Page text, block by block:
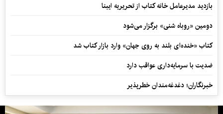
بازدید مدیرعامل خانه کتاب از تحریریه ایبنا
دومین «روباه شنی» برگزار می‌شود
کتاب «خنده‌ای بلند به روی جهان» وارد بازار کتاب شد
ضدیت با سرمایه‌داری عواقب دارد
خبرنگاران؛ دغدغه‌مندان خطرپذیر